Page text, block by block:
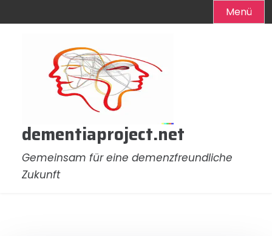
Menü
dementiaproject.net
Gemeinsam für eine demenzfreundliche
Zukunft